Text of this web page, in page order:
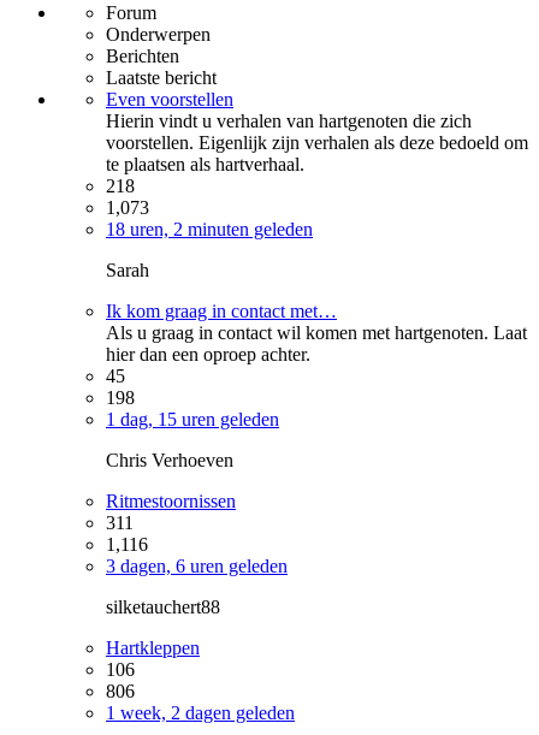
Forum
Onderwerpen
Berichten
Laatste bericht
Even voorstellen
Hierin vindt u verhalen van hartgenoten die zich
voorstellen. Eigenlijk zijn verhalen als deze bedoeld om
te plaatsen als hartverhaal.
218
1,073
18 uren, 2 minuten geleden
Sarah
Ik kom graag in contact met…
Als u graag in contact wil komen met hartgenoten. Laat
hier dan een oproep achter.
45
198
1 dag, 15 uren geleden
Chris Verhoeven
Ritmestoornissen
311
1,116
3 dagen, 6 uren geleden
silketauchert88
Hartkleppen
106
806
1 week, 2 dagen geleden